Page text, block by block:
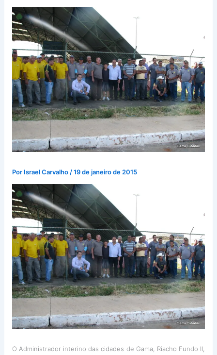
Por Israel Carvalho /19 de janeiro de 2015
O Administrador interino das cidades de Gama, Riacho Fundo II,